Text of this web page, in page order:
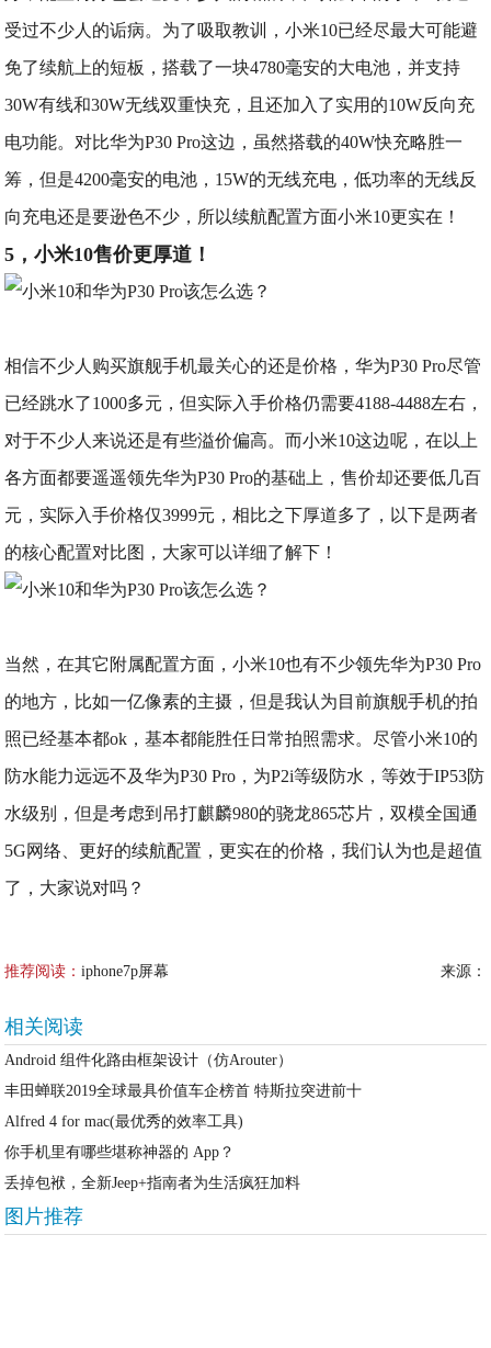
受过不少人的诟病。为了吸取教训，小米10已经尽最大可能避
免了续航上的短板，搭载了一块4780毫安的大电池，并支持
30W有线和30W无线双重快充，且还加入了实用的10W反向充
电功能。对比华为P30 Pro这边，虽然搭载的40W快充略胜一
筹，但是4200毫安的电池，15W的无线充电，低功率的无线反
向充电还是要逊色不少，所以续航配置方面小米10更实在！
5，小米10售价更厚道！
相信不少人购买旗舰手机最关心的还是价格，华为P30 Pro尽管
已经跳水了1000多元，但实际入手价格仍需要4188-4488左右，
对于不少人来说还是有些溢价偏高。而小米10这边呢，在以上
各方面都要遥遥领先华为P30 Pro的基础上，售价却还要低几百
元，实际入手价格仅3999元，相比之下厚道多了，以下是两者
的核心配置对比图，大家可以详细了解下！
当然，在其它附属配置方面，小米10也有不少领先华为P30 Pro
的地方，比如一亿像素的主摄，但是我认为目前旗舰手机的拍
照已经基本都ok，基本都能胜任日常拍照需求。尽管小米10的
防水能力远远不及华为P30 Pro，为P2i等级防水，等效于IP53防
水级别，但是考虑到吊打麒麟980的骁龙865芯片，双模全国通
5G网络、更好的续航配置，更实在的价格，我们认为也是超值
了，大家说对吗？
推荐阅读：iphone7p屏幕 来源：
相关阅读
Android 组件化路由框架设计（仿Arouter）
丰田蝉联2019全球最具价值车企榜首 特斯拉突进前十
Alfred 4 for mac(最优秀的效率工具)
你手机里有哪些堪称神器的 App？
丢掉包袱，全新Jeep+指南者为生活疯狂加料
图片推荐